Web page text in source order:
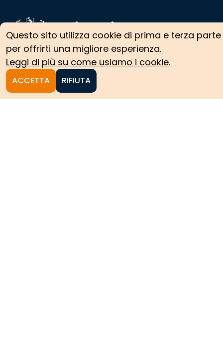
Questo sito utilizza cookie di prima e terza parte
per offrirti una migliore esperienza.
Leggi di più su come usiamo i cookie.
ACCETTA RIFIUTA
Homepage
Le collezioni storiche del
Politecnico di Torino